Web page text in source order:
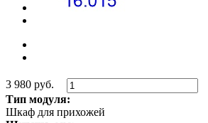
3 980 руб.
Тип модуля:
Шкаф для прихожей